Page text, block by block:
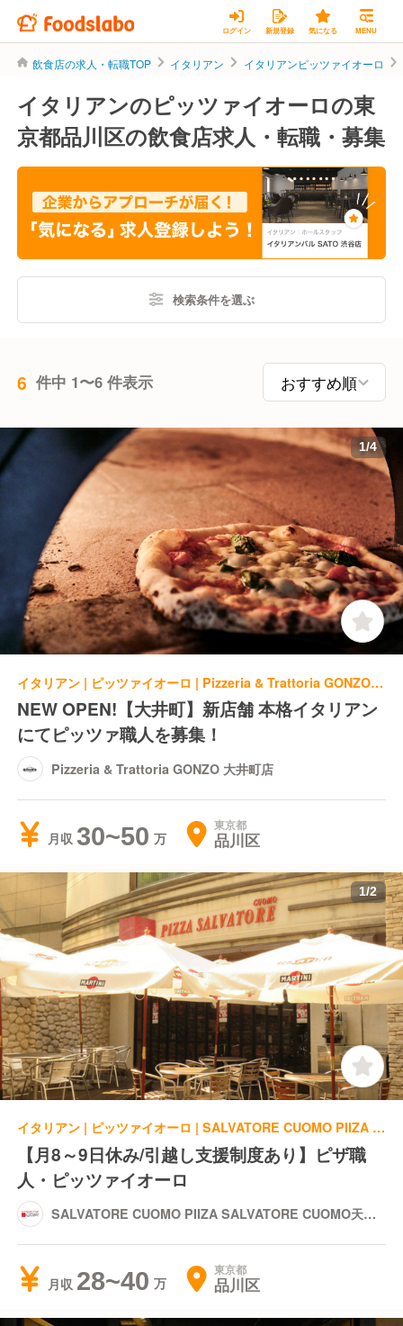
ログイン 新規登録 気になる MENU
飲食店の求人・転職TOP イタリアン イタリアンピッツァイオーロ
イタリアンのピッツァイオーロの東
京都品川区の飲食店求人・転職・募集
検索条件を選ぶ
6 件中 1〜6 件表示
1/4
イタリアン | ピッツァイオーロ | Pizzeria & Trattoria GONZO 大井町店
NEW OPEN!【大井町】新店舗 本格イタリアン
にてピッツァ職人を募集！
Pizzeria & Trattoria GONZO 大井町店
月収 30~50 東京都
品川区
1/2
イタリアン | ピッツァイオーロ | SALVATORE CUOMO PIIZA SALVATORE CUOMO天王洲
【月8～9日休み/引越し支援制度あり】ピザ職
人・ピッツァイオーロ
SALVATORE CUOMO PIIZA SALVATORE CUOMO天王
月収 28~40 東京都
品川区